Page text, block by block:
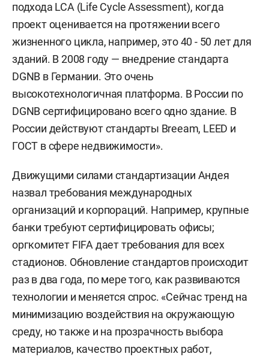
подхода LCA (Life Cycle Assessment), когда
проект оценивается на протяжении всего
жизненного цикла, например, это 40 - 50 лет для
зданий. В 2008 году — внедрение стандарта
DGNB в Германии. Это очень
высокотехнологичная платформа. В России по
DGNB сертифицировано всего одно здание. В
России действуют стандарты Breeam, LEED и
ГОСТ в сфере недвижимости».
Движущими силами стандартизации Андея
назвал требования международных
организаций и корпораций. Например, крупные
банки требуют сертифицировать офисы;
оргкомитет FIFA дает требования для всех
стадионов. Обновление стандартов происходит
раз в два года, по мере того, как развиваются
технологии и меняется спрос. «Сейчас тренд на
минимизацию воздействия на окружающую
среду, но также и на прозрачность выбора
материалов, качество проектных работ,